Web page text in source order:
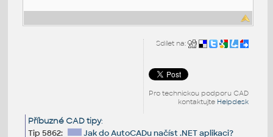
Sdílet na:
Pro technickou podporu CAD
kontaktujte Helpdesk
Příbuzné CAD tipy:
Tip 5862:
Jak do AutoCADu načíst .NET aplikaci?